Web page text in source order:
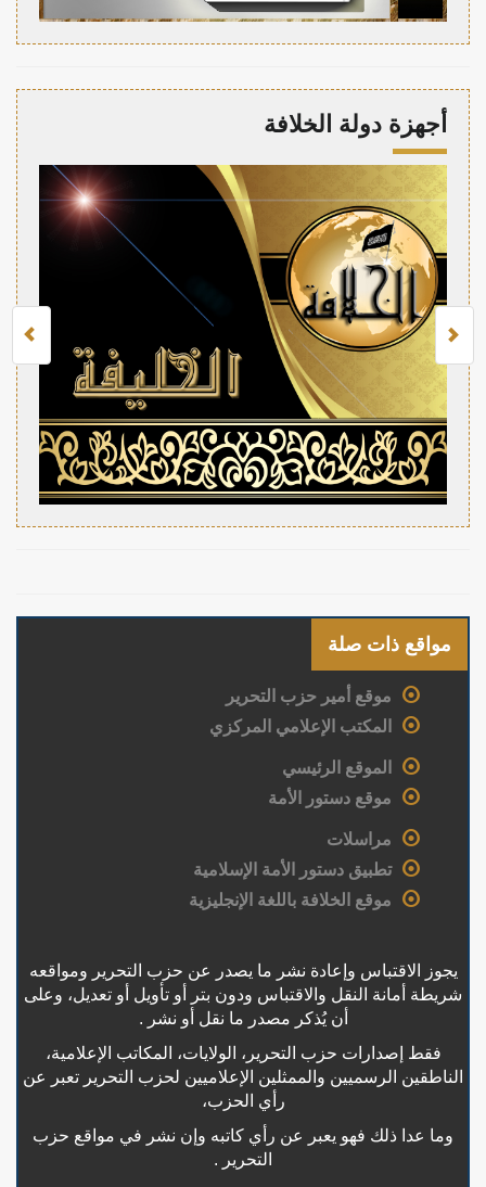
أجهزة دولة الخلافة
مواقع ذات صلة
موقع أمير حزب التحرير
المكتب الإعلامي المركزي
الموقع الرئيسي
موقع دستور الأمة
مراسلات
تطبيق دستور الأمة الإسلامية
موقع الخلافة باللغة الإنجليزية
يجوز الاقتباس وإعادة نشر ما يصدر عن حزب التحرير ومواقعه
شريطة أمانة النقل والاقتباس ودون بتر أو تأويل أو تعديل، وعلى
أن يُذكر مصدر ما نقل أو نشر .
فقط إصدارات حزب التحرير، الولايات، المكاتب الإعلامية،
الناطقين الرسميين والممثلين الإعلاميين لحزب التحرير تعبر عن
رأي الحزب،
وما عدا ذلك فهو يعبر عن رأي كاتبه وإن نشر في مواقع حزب
التحرير .